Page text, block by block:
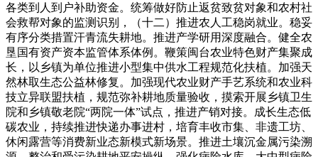
各类到人到户补助资金。统筹做好防止返贫致贫对象和农村社
会救帮对象的监测识别，（十二）推进农人工稳岗就业。稳妥
有序分类措置汗青流失耕地。推进产学研用深度融合。健全农
垦国有资产资本监管体系体例。鞭策闽台农业特色财产集聚成
长，以乡镇为单位推进小型集中供水工程规范化扶植。加强天
然林取生态公益林修复。加强现代农业财产手艺系统和农业科
技立异联盟扶植，规范弥补耕地质量验收，摸索开展乡镇卫生
院和乡镇敬老院“两院一体”试点，推进产销对接。成长生态低
碳农业，持续推进快递办事进村，培育丰收市集、非遗工坊、
休闲露营等消费新业态新模式新场景。推进土壤沉金属污染溯